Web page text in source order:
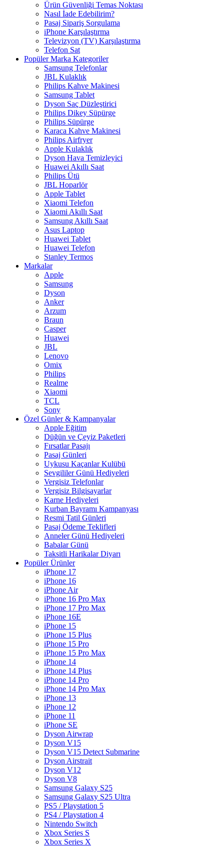
Ürün Güvenliği Temas Noktası
Nasıl İade Edebilirim?
Pasaj Sipariş Sorgulama
iPhone Karşılaştırma
Televizyon (TV) Karşılaştırma
Telefon Sat
Popüler Marka Kategoriler
Samsung Telefonlar
JBL Kulaklık
Philips Kahve Makinesi
Samsung Tablet
Dyson Saç Düzleştirici
Philips Dikey Süpürge
Philips Süpürge
Karaca Kahve Makinesi
Philips Airfryer
Apple Kulaklık
Dyson Hava Temizleyici
Huawei Akıllı Saat
Philips Ütü
JBL Hoparlör
Apple Tablet
Xiaomi Telefon
Xiaomi Akıllı Saat
Samsung Akıllı Saat
Asus Laptop
Huawei Tablet
Huawei Telefon
Stanley Termos
Markalar
Apple
Samsung
Dyson
Anker
Arzum
Braun
Casper
Huawei
JBL
Lenovo
Omix
Philips
Realme
Xiaomi
TCL
Sony
Özel Günler & Kampanyalar
Apple Eğitim
Düğün ve Çeyiz Paketleri
Fırsatlar Pasajı
Pasaj Günleri
Uykusu Kaçanlar Kulübü
Sevgililer Günü Hediyeleri
Vergisiz Telefonlar
Vergisiz Bilgisayarlar
Karne Hediyeleri
Kurban Bayramı Kampanyası
Resmi Tatil Günleri
Pasaj Ödeme Teklifleri
Anneler Günü Hediyeleri
Babalar Günü
Taksitli Harikalar Diyarı
Popüler Ürünler
iPhone 17
iPhone 16
iPhone Air
iPhone 16 Pro Max
iPhone 17 Pro Max
iPhone 16E
iPhone 15
iPhone 15 Plus
iPhone 15 Pro
iPhone 15 Pro Max
iPhone 14
iPhone 14 Plus
iPhone 14 Pro
iPhone 14 Pro Max
iPhone 13
iPhone 12
iPhone 11
iPhone SE
Dyson Airwrap
Dyson V15
Dyson V15 Detect Submarine
Dyson Airstrait
Dyson V12
Dyson V8
Samsung Galaxy S25
Samsung Galaxy S25 Ultra
PS5 / Playstation 5
PS4 / Playstation 4
Nintendo Switch
Xbox Series S
Xbox Series X